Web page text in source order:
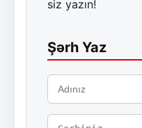
siz yazın!
Şərh Yaz